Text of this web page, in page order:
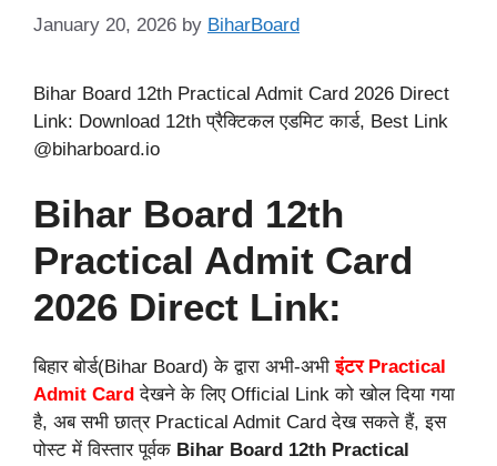
January 20, 2026 by BiharBoard
Bihar Board 12th Practical Admit Card 2026 Direct
Link: Download 12th प्रैक्टिकल एडमिट कार्ड, Best Link
@biharboard.io
Bihar Board 12th
Practical Admit Card
2026 Direct Link:
बिहार बोर्ड(Bihar Board) के द्वारा अभी-अभीइंटर Practical
Admit Card देखने के लिए Official Link को खोल दिया गया
है, अब सभी छात्र Practical Admit Card देख सकते हैं, इस
पोस्ट में विस्तार पूर्वक Bihar Board 12th Practical